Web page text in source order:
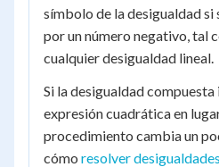
símbolo de la desigualdad
por un número negativo, tal
cualquier desigualdad lineal.
Si la desigualdad compuesta
expresión cuadrática en
procedimiento cambia un
cómo resolver